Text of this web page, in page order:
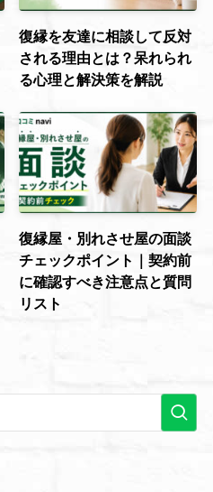
復縁を友達に相談して反対
される理由とは？呆れられ
る心理と解決策を解説
復縁屋・別れさせ屋の面談
チェックポイント｜契約前
に確認すべき注意点と質問
リスト